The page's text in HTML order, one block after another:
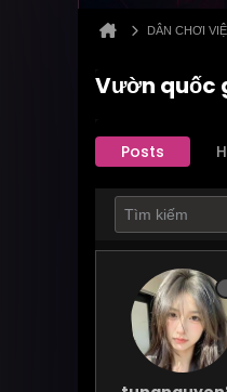
DÂN CHƠI
Vườn quốc
Posts